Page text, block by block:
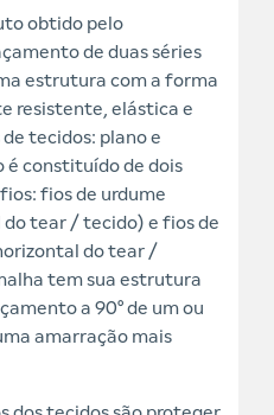
obtido pelo
de duas séries
estrutura com a forma
resistente, elástica e
tecidos: plano e
é constituído de dois
fios de urdume
tear / tecido) e fios de
do tear /
tem sua estrutura
a 90° de um ou
amarração mais